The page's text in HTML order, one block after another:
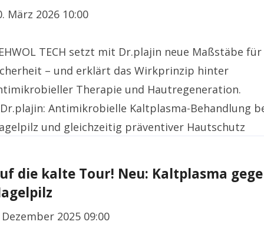
März 2026 10:00
TECH setzt mit Dr.plajin neue Maßstäbe für
– und erklärt das Wirkprinzip hinter
Therapie und Hautregeneration.
die kalte Tour! Neu: Kaltplasma
Dezember 2025 09:00